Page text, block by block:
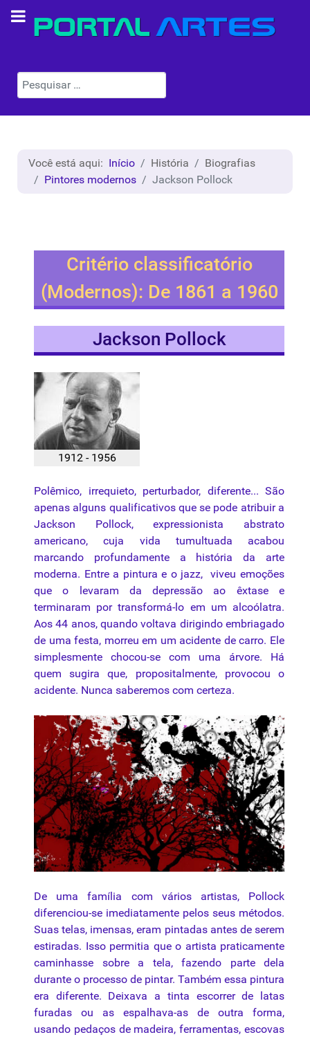
Pesquisar
Você está aqui: Início História
Biografias
Pintores modernos
Jackson Pollock
Critério classificatório
(Modernos): De 1861 a 1960
Jackson Pollock
1912 - 1956
Polêmico, irrequieto, perturbador, diferente... São
apenas alguns qualificativos que se pode atribuir a
Jackson Pollock, expressionista abstrato
americano, cuja vida tumultuada acabou
marcando profundamente a história da arte
moderna. Entre a pintura e o jazz, viveu emoções
que o levaram da depressão ao êxtase e
terminaram por transformá-lo em um alcoólatra.
Aos 44 anos, quando voltava dirigindo embriagado
de uma festa, morreu em um acidente de carro. Ele
simplesmente chocou-se com uma árvore. Há
quem sugira que, propositalmente, provocou o
acidente. Nunca saberemos com certeza.
De uma família com vários artistas, Pollock
diferenciou-se imediatamente pelos seus métodos.
Suastelas, imensas, eram pintadas antes de serem
estiradas. Isso permitia que o artista praticamente
caminhasse sobre a tela, fazendo parte dela
durante o processo de pintar. Também essa pintura
era diferente. Deixava a tinta escorrer de latas
furadas ou as espalhava-as de outra forma,
usando pedaços de madeira, ferramentas, escovas